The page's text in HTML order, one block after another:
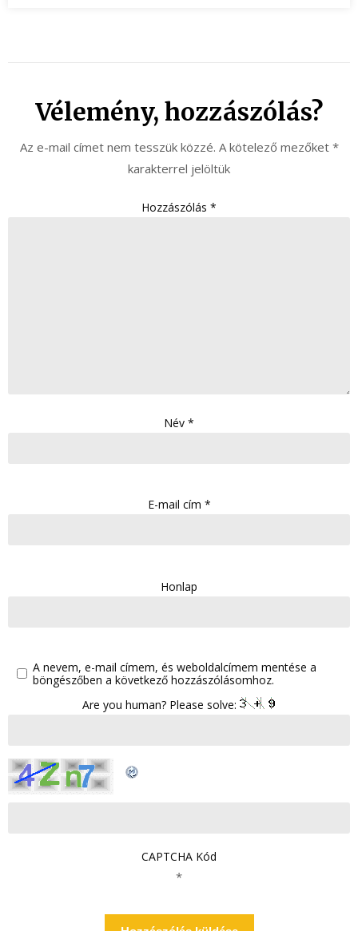
Vélemény, hozzászólás?
Az e-mail címet nem tesszük közzé. A kötelező mezőket *
karakterrel jelöltük
Hozzászólás *
Név *
E-mail cím *
Honlap
A nevem, e-mail címem, és weboldalcímem mentése a
böngészőben a következő hozzászólásomhoz.
Are you human? Please solve:
CAPTCHA Kód
*